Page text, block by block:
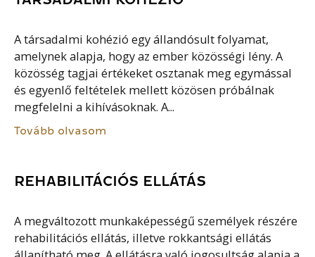
A társadalmi kohézió egy állandósult folyamat,
amelynek alapja, hogy az ember közösségi lény. A
közösség tagjai értékeket osztanak meg egymással
és egyenlő feltételek mellett közösen próbálnak
megfelelni a kihívásoknak. A...
Tovább olvasom
REHABILITÁCIÓS ELLÁTÁS
A megváltozott munkaképességű személyek részére
rehabilitációs ellátás, illetve rokkantsági ellátás